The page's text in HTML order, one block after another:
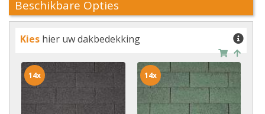
Beschikbare Opties
Kies hier uw dakbedekking
14x 14x